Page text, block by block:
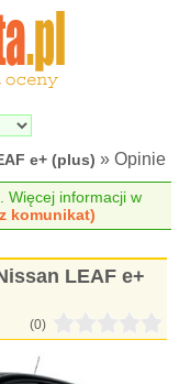
e+ (plus) » Opinie
Więcej informacji w
komunikat)
LEAF e+
(0)